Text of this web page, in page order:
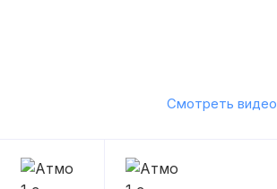
Смотреть видео